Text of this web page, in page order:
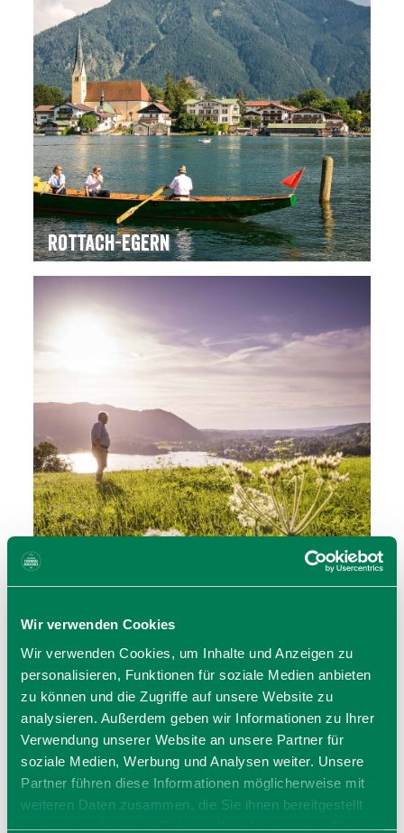
Wir verwenden Cookies
Wir verwenden Cookies, um Inhalte und Anzeigen zu
personalisieren, Funktionen für soziale Medien anbieten
zu können und die Zugriffe auf unsere Website zu
analysieren. Außerdem geben wir Informationen zu Ihrer
Verwendung unserer Website an unsere Partner für
soziale Medien, Werbung und Analysen weiter. Unsere
Partner führen diese Informationen möglicherweise mit
weiteren Daten zusammen, die Sie ihnen bereitgestellt
haben oder die sie im Rahmen Ihrer Nutzung der Dienste
Rottach-Egern